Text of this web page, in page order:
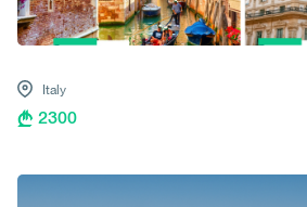
Italy
2300